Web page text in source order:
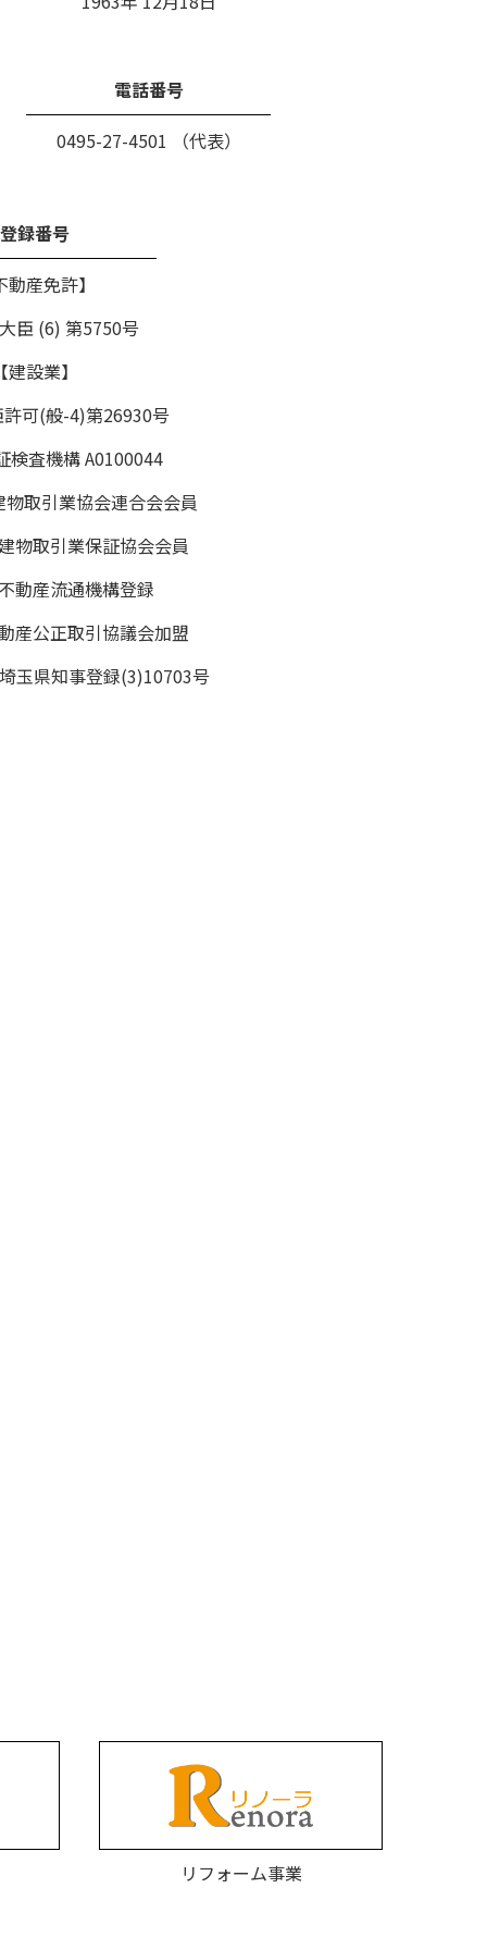
電話番号
0495-27-4501 （代表）
登録番号
動産免許】
臣 (6) 第5750号
建設業】
可(般-4)第26930号
検査機構 A0100044
取引業協会連合会会員
物取引業保証協会会員
動産流通機構登録
産公正取引協議会加盟
玉県知事登録(3)10703号
リフォーム事業